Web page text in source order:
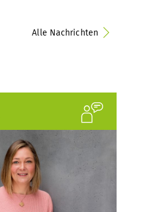
Alle Nachrichten